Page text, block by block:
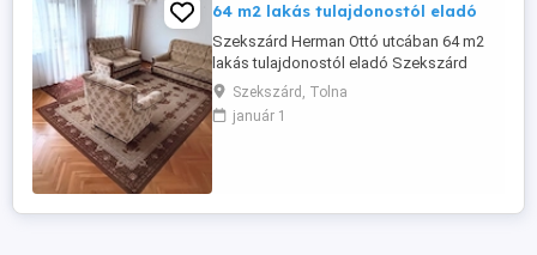
64 m2 lakás tulajdonostól eladó
Szekszárd Herman Ottó utcában 64 m2
lakás tulajdonostól eladó Szekszárd
kedvelt részén, a Herman Ottó utcában
eladó egy 64 m2-es, magasföldszinti,
téglaépítésű lakás. Az ingatlan praktikus
Szekszárd, Tolna
január 1